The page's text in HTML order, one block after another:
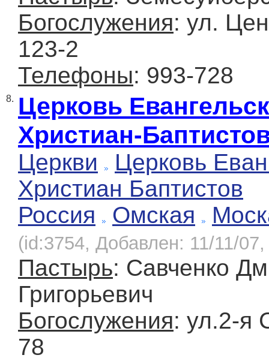
Богослужения: ул.
123-2
Телефоны: 993-728
8. Церковь
Христиан-
Церкви
Церковь
Христиан Баптистов
Россия
Омская
(id:3754, Добавлен: 11/11/
Пастырь: Савченко
Григорьевич
Богослужения: ул.2-я
78